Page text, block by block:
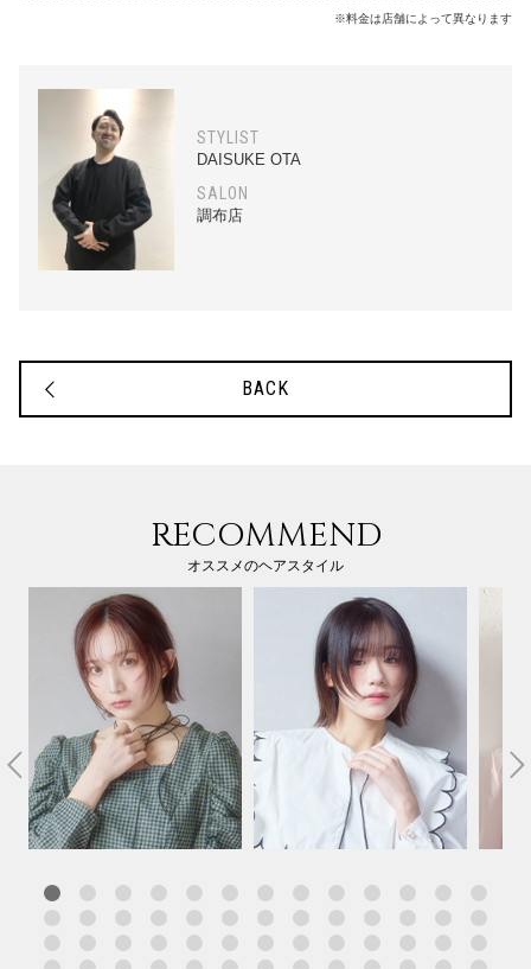
※料金は店舗によって異なります
STYLIST
DAISUKE OTA
SALON
調布店
BACK
RECOMMEND
オススメのヘアスタイル